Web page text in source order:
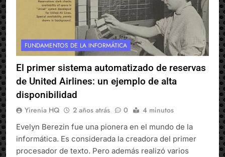
FUNDAMENTOS DE LA INFORMÁTICA
El primer sistema automatizado de reservas
de United Airlines: un ejemplo de alta
disponibilidad
Yirenia HQ 2 años atrás 0 4 minutos
Evelyn Berezin fue una pionera en el mundo de la
informática. Es considerada la creadora del primer
procesador de texto. Pero además realizó varios